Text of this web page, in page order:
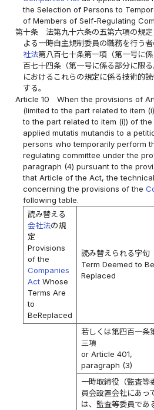
the Selection of Persons to
of Members of Self-Regulating
第十条
法第九十六条の五第六項の規
よる一時自主規制委員の職務を行う
社法第八百七十条第一項（第一号に
百七十四条（第一号に係る部分に限
におけるこれらの規定に係る技術的
する。
Article 10
When the provisions of
(limited to the part related to item
to the part related to item (i)) of
applied mutatis mutandis to a
persons who temporarily perform
regulating committee under the
paragraph (4) pursuant to the
that Article of the Act, the
concerning the provisions of the
following table.
読み替える
会社法の規
定
Provisions
of the
Companies
Act Whose
Terms Are
to
BeReplaced
読み替えられる字句
Term Deemed to Be
Replaced
若しくは第四百一条
三項
or Article 401,
paragraph (3)
一時取締役（監査等
員会設置会社にあっ
は、監査等委員であ